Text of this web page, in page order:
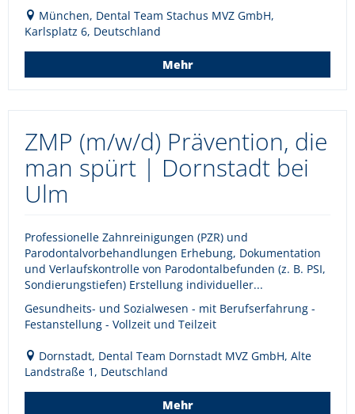
München, Dental Team Stachus MVZ GmbH,
Karlsplatz 6, Deutschland
Mehr
ZMP (m/w/d) Prävention, die
man spürt | Dornstadt bei
Ulm
Professionelle Zahnreinigungen (PZR) und
Parodontalvorbehandlungen Erhebung, Dokumentation
und Verlaufskontrolle von Parodontalbefunden (z. B. PSI,
Sondierungstiefen) Erstellung individueller...
Gesundheits- und Sozialwesen - mit Berufserfahrung -
Festanstellung - Vollzeit und Teilzeit
Dornstadt, Dental Team Dornstadt MVZ GmbH, Alte
Landstraße 1, Deutschland
Mehr